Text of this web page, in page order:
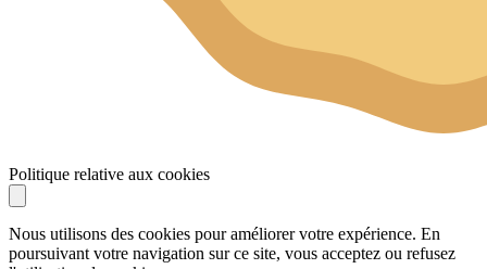
Politique relative aux cookies
Nous utilisons des cookies pour améliorer votre expérience. En
poursuivant votre navigation sur ce site, vous acceptez ou refusez